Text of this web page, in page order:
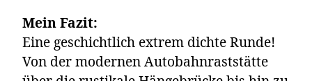
Mein Fazit:
Eine geschichtlich extrem dichte Runde!
Von der modernen Autobahnraststätte